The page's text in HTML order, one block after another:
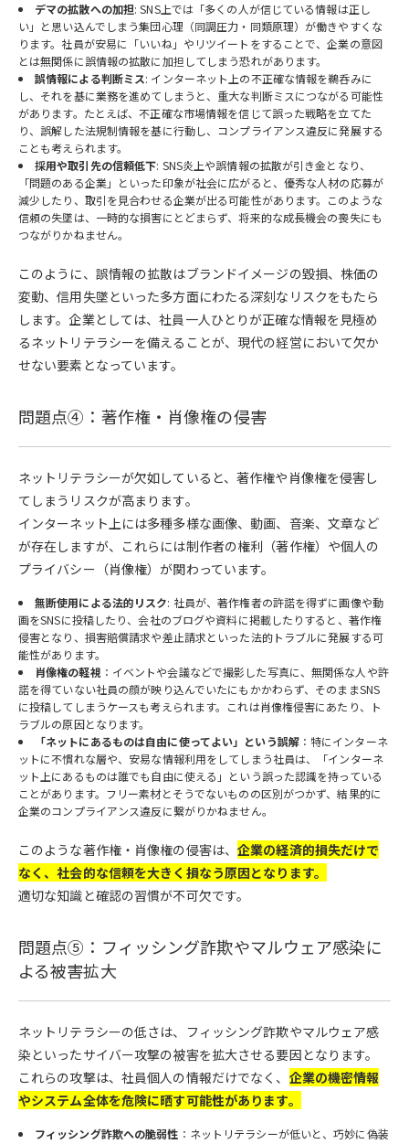
デマの拡散への加担: SNS上では「多くの人が信じている情報は正し
い」と思い込んでしまう集団心理（同調圧力・同類原理）が働きやすくな
ります。社員が安易に「いいね」やリツイートをすることで、企業の意図
とは無関係に誤情報の拡散に加担してしまう恐れがあります。
誤情報による判断ミス: インターネット上の不正確な情報を鵜呑みに
し、それを基に業務を進めてしまうと、重大な判断ミスにつながる可能性
があります。たとえば、不正確な市場情報を信じて誤った戦略を立てた
り、誤解した法規制情報を基に行動し、コンプライアンス違反に発展する
ことも考えられます。
採用や取引先の信頼低下: SNS炎上や誤情報の拡散が引き金となり、
「問題のある企業」といった印象が社会に広がると、優秀な人材の応募が
減少したり、取引を見合わせる企業が出る可能性があります。このような
信頼の失墜は、一時的な損害にとどまらず、将来的な成長機会の喪失にも
つながりかねません。
このように、誤情報の拡散はブランドイメージの毀損、株価の
変動、信用失墜といった多方面にわたる深刻なリスクをもたら
します。企業としては、社員一人ひとりが正確な情報を見極め
るネットリテラシーを備えることが、現代の経営において欠か
せない要素となっています。
問題点④：著作権・肖像権の侵害
ネットリテラシーが欠如していると、著作権や肖像権を侵害し
てしまうリスクが高まります。
インターネット上には多種多様な画像、動画、音楽、文章など
が存在しますが、これらには制作者の権利（著作権）や個人の
プライバシー（肖像権）が関わっています。
無断使用による法的リスク: 社員が、著作権者の許諾を得ずに画像や動
画をSNSに投稿したり、会社のブログや資料に掲載したりすると、著作権
侵害となり、損害賠償請求や差止請求といった法的トラブルに発展する可
能性があります。
肖像権の軽視 ：イベントや会議などで撮影した写真に、無関係な人や許
諾を得ていない社員の顔が映り込んでいたにもかかわらず、そのままSNS
に投稿してしまうケースも考えられます。これは肖像権侵害にあたり、ト
ラブルの原因となります。
「ネットにあるものは自由に使ってよい」という誤解：特にインターネ
ットに不慣れな層や、安易な情報利用をしてしまう社員は、「インターネ
ット上にあるものは誰でも自由に使える」という誤った認識を持っている
ことがあります。フリー素材とそうでないものの区別がつかず、結果的に
企業のコンプライアンス違反に繋がりかねません。
このような著作権・肖像権の侵害は、企業の経済的損失だけで
なく、社会的な信頼を大きく損なう原因となります。
適切な知識と確認の習慣が不可欠です。
問題点⑤：フィッシング詐欺やマルウェア感染に
よる被害拡大
ネットリテラシーの低さは、フィッシング詐欺やマルウェア感
染といったサイバー攻撃の被害を拡大させる要因となります。
これらの攻撃は、社員個人の情報だけでなく、 企業の機密情報
やシステム全体を危険に晒す可能性があります。
フィッシング詐欺への脆弱性 ：ネットリテラシーが低いと、巧妙に偽装